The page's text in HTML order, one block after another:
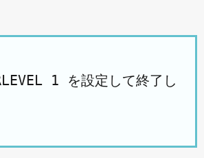
1 を設定して終了し